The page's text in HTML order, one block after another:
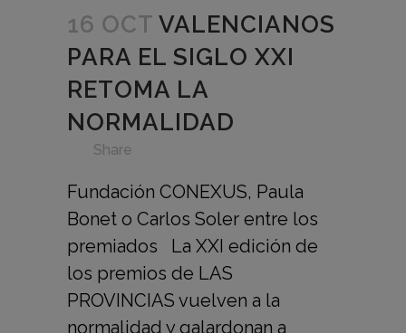
16 OCT VALENCIANOS
PARA EL SIGLO XXI
RETOMA LA
NORMALIDAD
Share
Fundación CONEXUS, Paula
Bonet o Carlos Soler entre los
premiados La XXI edición de
los premios de LAS
PROVINCIAS vuelven a la
normalidad y galardonan a